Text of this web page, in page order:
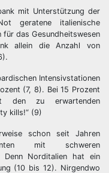
mit Unterstützung der
geratene italienische
für das Gesundheitswesen
allein die Anzahl von
Intensivstationen
(7, 8). Bei 15 Prozent
den zu erwartenden
kills!“ (9)
schon seit Jahren
mit schweren
Denn Norditalien hat ein
(10 bis 12). Nirgendwo